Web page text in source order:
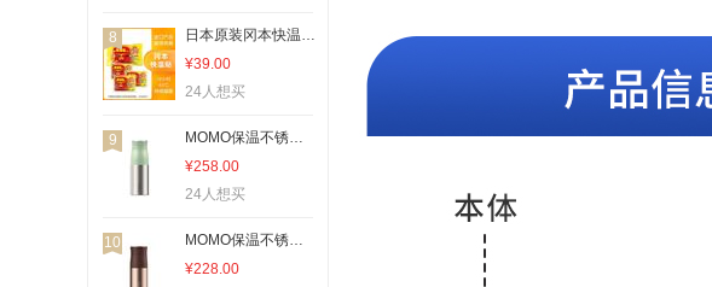
8
日本原装冈本快温贴暖宝宝贴暖身暖宫贴12小时发热
¥39.00
24人想买
9
MOMO保温不锈钢水杯子女学生男士日本时尚便携ins简约400mL马卡龙
¥258.00
24人想买
10
MOMO保温不锈钢水杯子女学生男士日本时尚便携ins简约290mL质感
¥228.00